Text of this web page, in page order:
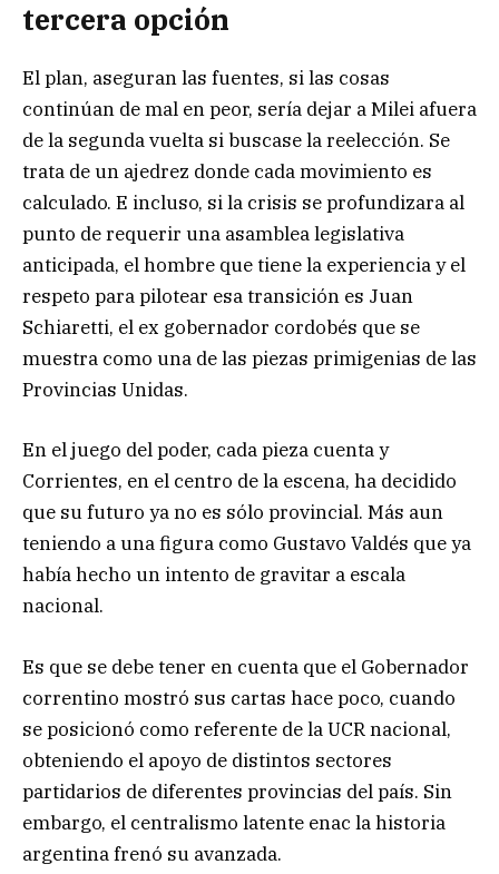
tercera opción
El plan, aseguran las fuentes, si las cosas
continúan de mal en peor, sería dejar a Milei afuera
de la segunda vuelta si buscase la reelección. Se
trata de un ajedrez donde cada movimiento es
calculado. E incluso, si la crisis se profundizara al
punto de requerir una asamblea legislativa
anticipada, el hombre que tiene la experiencia y el
respeto para pilotear esa transición es Juan
Schiaretti, el ex gobernador cordobés que se
muestra como una de las piezas primigenias de las
Provincias Unidas.
En el juego del poder, cada pieza cuenta y
Corrientes, en el centro de la escena, ha decidido
que su futuro ya no es sólo provincial. Más aun
teniendo a una figura como Gustavo Valdés que ya
había hecho un intento de gravitar a escala
nacional.
Es que se debe tener en cuenta que el Gobernador
correntino mostró sus cartas hace poco, cuando
se posicionó como referente de la UCR nacional,
obteniendo el apoyo de distintos sectores
partidarios de diferentes provincias del país. Sin
embargo, el centralismo latente enac la historia
argentina frenó su avanzada.